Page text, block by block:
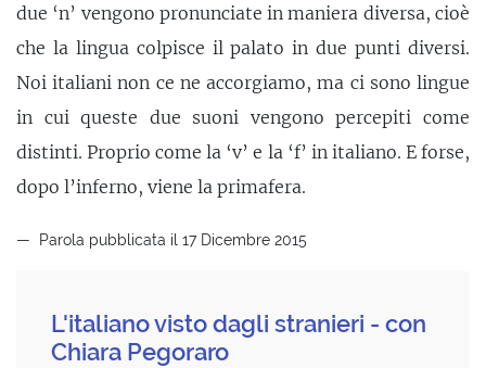
due ‘n’ vengono pronunciate in maniera diversa, cioè
che la lingua colpisce il palato in due punti diversi.
Noi italiani non ce ne accorgiamo, ma ci sono lingue
in cui queste due suoni vengono percepiti come
distinti. Proprio come la ‘v’ e la ‘f’ in italiano. E forse,
dopo l’inferno, viene la primafera.
Parola pubblicata il 17 Dicembre 2015
L'italiano visto dagli stranieri - con
Chiara Pegoraro